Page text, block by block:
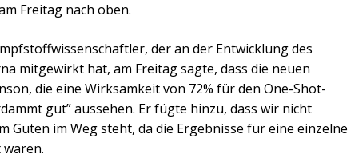
Freitag nach oben.
der an der Entwicklung des
mitgewirkt hat, am Freitag sagte, dass die neuen
die eine Wirksamkeit von 72% für den One-Shot-
gut” aussehen. Er fügte hinzu, dass wir nicht
Guten im Weg steht, da die Ergebnisse für eine einzelne